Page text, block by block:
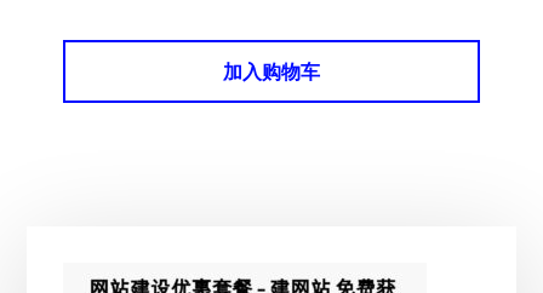
加入购物车